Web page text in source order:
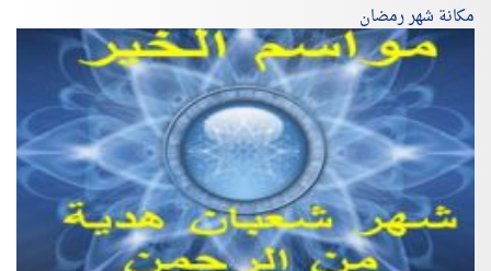
مكانة شهر رمضان